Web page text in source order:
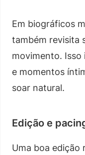
Em biográficos
também revisita
movimento. Isso
e momentos
soar natural.
Edição e
Uma boa edição